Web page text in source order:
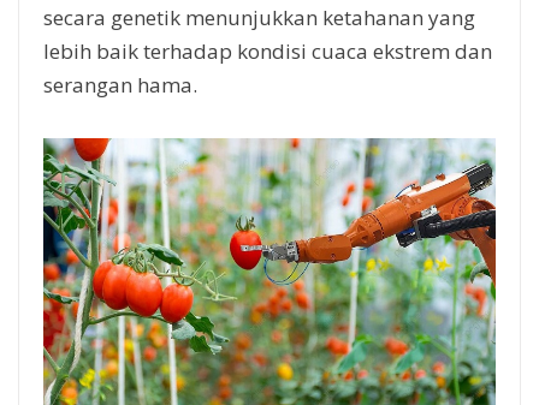
secara genetik menunjukkan ketahanan yang
lebih baik terhadap kondisi cuaca ekstrem dan
serangan hama.